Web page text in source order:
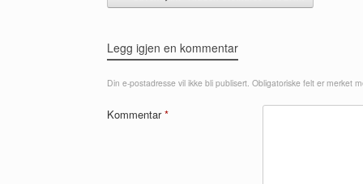
Legg igjen en kommentar
Din e-postadresse vil ikke bli publisert. Obligatoriske felt er merket
Kommentar*